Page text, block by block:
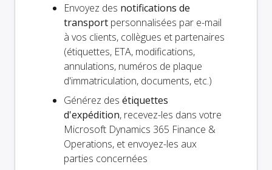
Envoyez des notifications de
transport personnalisées par e-mail
à vos clients, collègues et partenaires
(étiquettes, ETA, modifications,
annulations, numéros de plaque
d'immatriculation, documents, etc.)
Générez des étiquettes
d'expédition, recevez-les dans votre
Microsoft Dynamics 365 Finance &
Operations, et envoyez-les aux
parties concernées